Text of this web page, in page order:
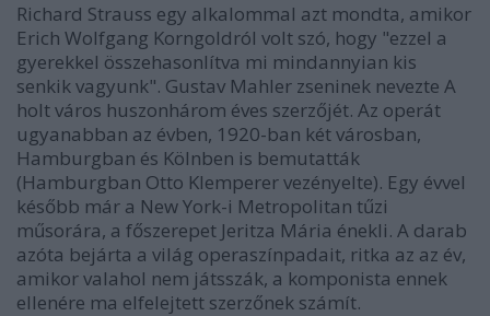
Richard Strauss egy alkalommal azt mondta, amikor
Erich Wolfgang Korngoldról volt szó, hogy "ezzel a
gyerekkel összehasonlítva mi mindannyian kis
senkik vagyunk". Gustav Mahler zseninek nevezte A
holt város huszonhárom éves szerzőjét. Az operát
ugyanabban az évben, 1920-ban két városban,
Hamburgban és Kölnben is bemutatták
(Hamburgban Otto Klemperer vezényelte). Egy évvel
később már a New York-i Metropolitan tűzi
műsorára, a főszerepet Jeritza Mária énekli. A darab
azóta bejárta a világ operaszínpadait, ritka az az év,
amikor valahol nem játsszák, a komponista ennek
ellenére ma elfelejtett szerzőnek számít.